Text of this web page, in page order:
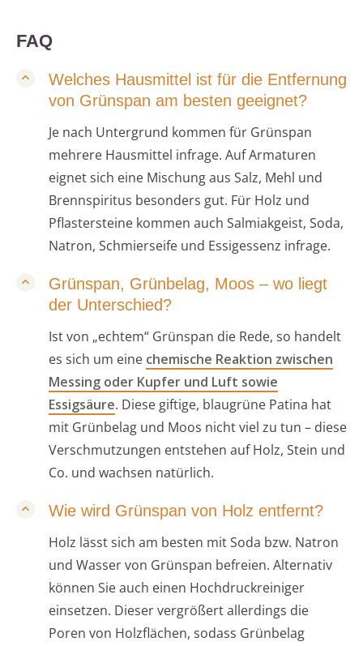
FAQ
Welches Hausmittel ist für die Entfernung
von Grünspan am besten geeignet?
Je nach Untergrund kommen für Grünspan
mehrere Hausmittel infrage. Auf Armaturen
eignet sich eine Mischung aus Salz, Mehl und
Brennspiritus besonders gut. Für Holz und
Pflastersteine kommen auch Salmiakgeist, Soda,
Natron, Schmierseife und Essigessenz infrage.
Grünspan, Grünbelag, Moos – wo liegt
der Unterschied?
Ist von „echtem“ Grünspan die Rede, so handelt
es sich um eine chemische Reaktion zwischen
Messing oder Kupfer und Luft sowie
Essigsäure. Diese giftige, blaugrüne Patina hat
mit Grünbelag und Moos nicht viel zu tun – diese
Verschmutzungen entstehen auf Holz, Stein und
Co. und wachsen natürlich.
Wie wird Grünspan von Holz entfernt?
Holz lässt sich am besten mit Soda bzw. Natron
und Wasser von Grünspan befreien. Alternativ
können Sie auch einen Hochdruckreiniger
einsetzen. Dieser vergrößert allerdings die
Poren von Holzflächen, sodass Grünbelag